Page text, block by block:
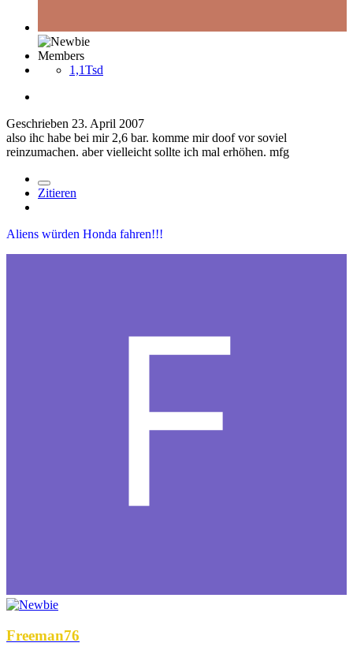
Members
1,1Tsd
Geschrieben 23. April 2007
also ihc habe bei mir 2,6 bar. komme mir doof vor soviel
reinzumachen. aber vielleicht sollte ich mal erhöhen. mfg
Zitieren
Aliens würden Honda fahren!!!
Freeman76